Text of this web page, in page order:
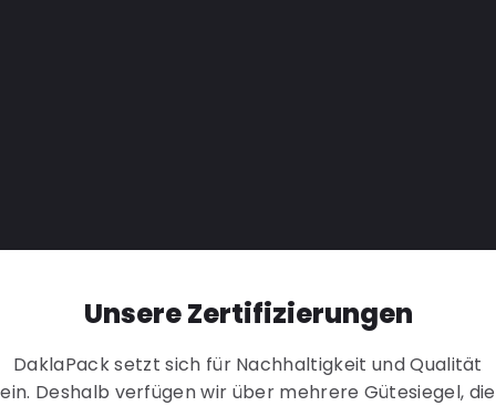
Unsere Zertifizierungen
DaklaPack setzt sich für Nachhaltigkeit und Qualität
ein. Deshalb verfügen wir über mehrere Gütesiegel, die